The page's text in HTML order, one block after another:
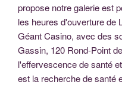
propose notre galerie est
les heures d'ouverture de
Géant Casino, avec des
Gassin, 120 Rond-Point
l'effervescence de santé
est la recherche de santé